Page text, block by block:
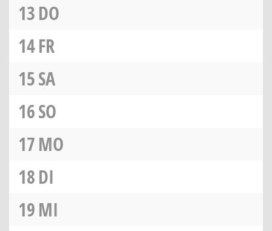
13DO
14FR
15SA
16SO
17MO
18DI
19MI